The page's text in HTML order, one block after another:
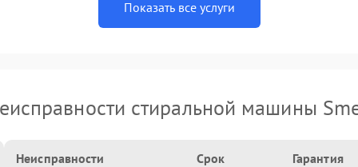
Показать все услуги
стиральной машины
Неисправности Срок Гарантия